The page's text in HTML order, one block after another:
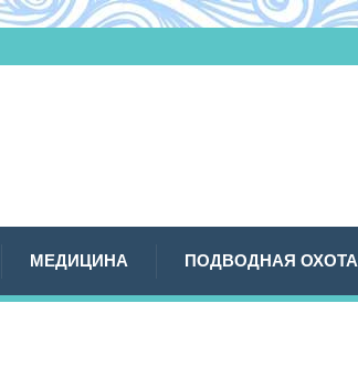
МЕДИЦИНА ПОДВОДНАЯ ОХОТА